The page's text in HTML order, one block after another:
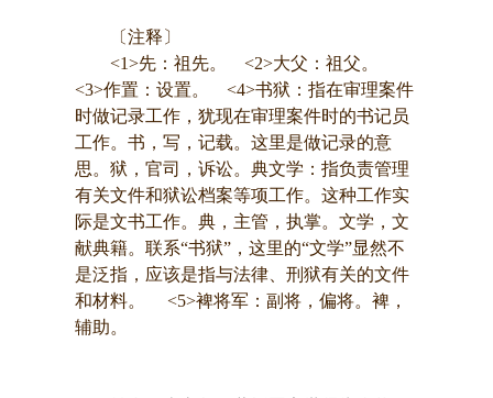
〔注释〕
<1>先：祖先。 <2>大父：祖父。
<3>作置：设置。 <4>书狱：指在审理案件
时做记录工作，犹现在审理案件时的书记员
工作。书，写，记载。这里是做记录的意
思。狱，官司，诉讼。典文学：指负责管理
有关文件和狱讼档案等项工作。这种工作实
际是文书工作。典，主管，执掌。文学，文
献典籍。联系“书狱”，这里的“文学”显然不
是泛指，应该是指与法律、刑狱有关的文件
和材料。 <5>裨将军：副将，偏将。裨，
辅助。